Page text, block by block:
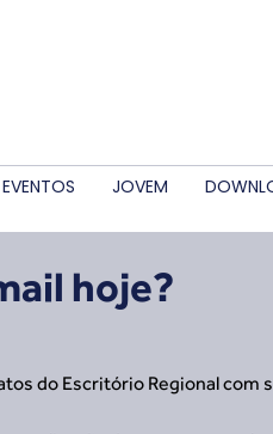
EVENTOS JOVEM
hoje?
do Escritório Regional com